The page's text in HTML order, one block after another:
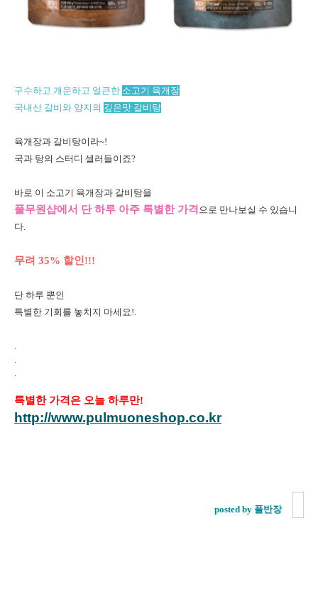
구수하고 개운하고 얼큰한 소고기 육개장
국내산 갈비와 양지의 깊은맛 갈비탕
육개장과 갈비탕이라~!
국과 탕의 스터디 셀러들이죠?
바로 이 소고기 육개장과 갈비탕을
풀무원샵에서 단 하루 아주 특별한 가격 으로 만나보실 수 있습니
다.
무려 35% 할인!!!
단 하루 뿐인
특별한 기회를 놓치지 마세요!.
.
.
.
특별한 가격은 오늘 하루만!
http://www.pulmuoneshop.co.kr
posted by 풀반장